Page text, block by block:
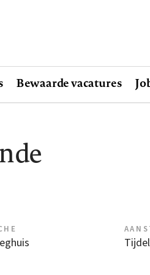
Bewaarde vacatures